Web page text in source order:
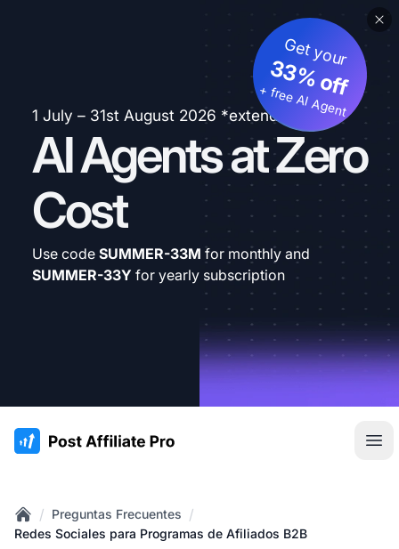
1 July – 31st August 2026 *extended
AI Agents at Zero
Cost
Get your
33% off
+ free AI Agent
Use code SUMMER-33M for monthly and
SUMMER-33Y for yearly subscription
:site.title
Home
/ Preguntas Frecuentes /
Redes Sociales para Programas de Afiliados B2B